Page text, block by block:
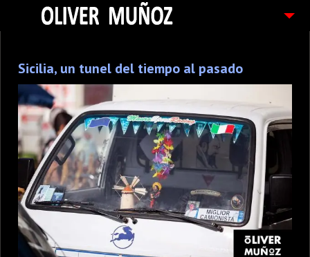
FOTOGRAFIAS
CONTACTO
PEDIDOS
Sicilia, un tunel del tiempo al pasado